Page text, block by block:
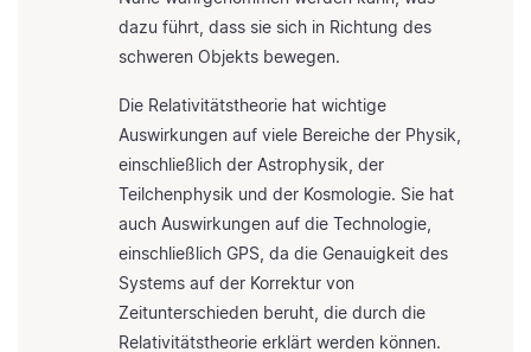
dazu führt, dass sie sich in Richtung des
schweren Objekts bewegen.
Die Relativitätstheorie hat wichtige
Auswirkungen auf viele Bereiche der Physik,
einschließlich der Astrophysik, der
Teilchenphysik und der Kosmologie. Sie hat
auch Auswirkungen auf die Technologie,
einschließlich GPS, da die Genauigkeit des
Systems auf der Korrektur von
Zeitunterschieden beruht, die durch die
Relativitätstheorie erklärt werden können.